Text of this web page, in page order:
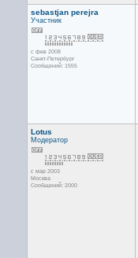
sebastjan perejra
Участник
с фев 2008
Санкт-Петербург
Сообщений: 1555
Lotus
Модератор
с мар 2003
Москва
Сообщений: 2000